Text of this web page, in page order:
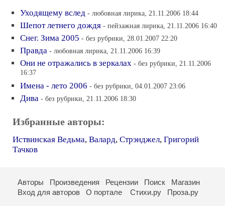
Уходящему вслед - любовная лирика, 21.11.2006 18:44
Шепот летнего дождя - пейзажная лирика, 21.11.2006 16:40
Снег. Зима 2005 - без рубрики, 28.01.2007 22:20
Правда - любовная лирика, 21.11.2006 16:39
Они не отражались в зеркалах - без рубрики, 21.11.2006
16:37
Имена - лето 2006 - без рубрики, 04.01.2007 23:06
Дива - без рубрики, 21.11.2006 18:30
Избранные авторы:
Иствинская Ведьма, Валард, Стрэнджел, Григорий
Тачков
Авторы Произведения Рецензии Поиск
Магазин
Вход для авторов
О портале Стихи.ру Проза.ру